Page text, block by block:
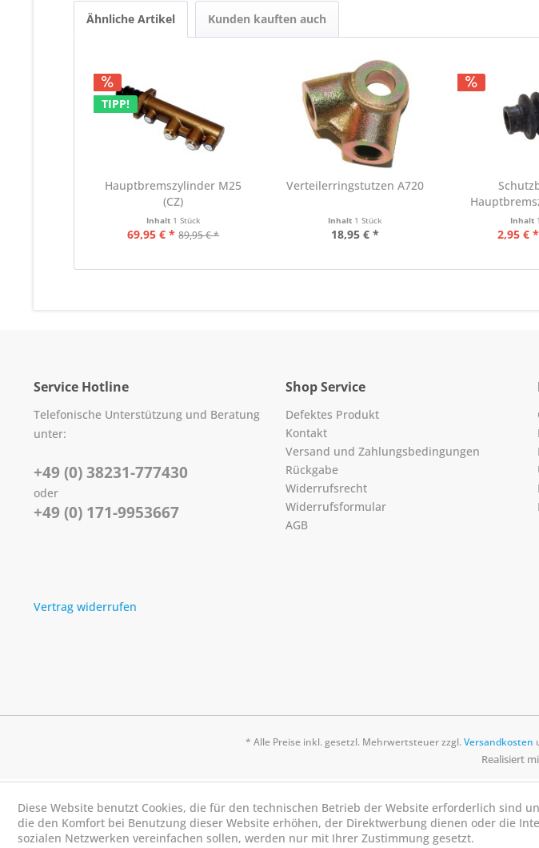
Ähnliche Artikel Kunden kauften auch
TIPP!
Hauptbremszylinder M25
(CZ)
Inhalt 1 Stück
69,95 € * 89,95 € *
Verteilerringstutzen A720
Inhalt 1 Stück
18,95 € *
Inhalt
2,95 € *
Service Hotline
Telefonische Unterstützung und Beratung
unter:
+49 (0) 38231-777430
oder
+49 (0) 171-9953667
Vertrag widerrufen
Shop Service
Defektes Produkt
Kontakt
Versand und Zahlungsbedingungen
Rückgabe
Widerrufsrecht
Widerrufsformular
AGB
* Alle Preise inkl. gesetzl. Mehrwertsteuer zzgl.Versandkosten
Realisiert
Diese Website benutzt Cookies, die für den technischen Betrieb der Website erforderlich sind
die den Komfort bei Benutzung dieser Website erhöhen, der Direktwerbung dienen oder die
sozialen Netzwerken vereinfachen sollen, werden nur mit Ihrer Zustimmung gesetzt.